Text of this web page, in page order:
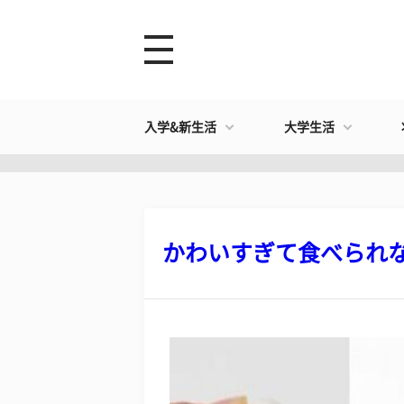
入学&新生活 大学生活
かわいすぎて食べられ